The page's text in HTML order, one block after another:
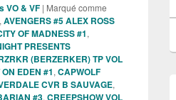
VO & VF | Marqué comme
, AVENGERS #5 ALEX ROSS
OF MADNESS #1,
PRESENTS
(BERZERKER) TP VOL
EDEN #1, CAPWOLF
CVR B SAUVAGE,
#3, CREEPSHOW VOL